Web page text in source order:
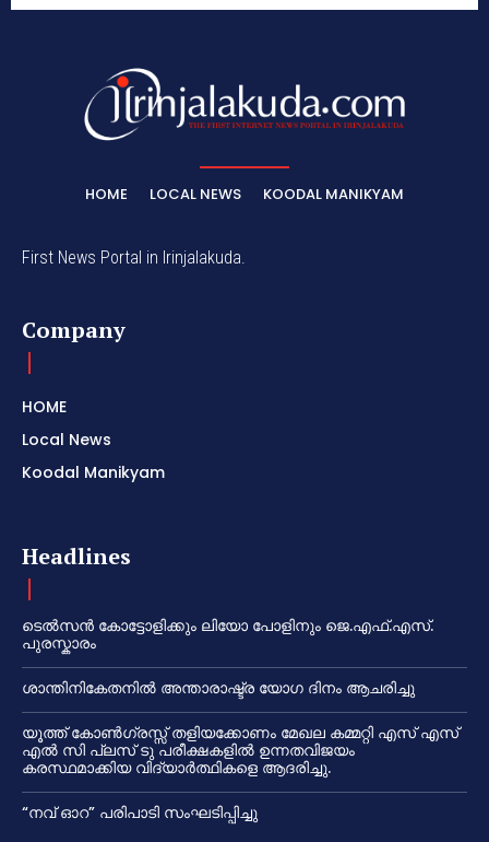
HOME LOCAL NEWS KOODAL MANIKYAM
First News Portal in Irinjalakuda.
Company
HOME
Local News
Koodal Manikyam
Headlines
ടെൽസൻ കോട്ടോളിക്കും ലിയോ പോളിനും ജെ.എഫ്.എസ്.
പുരസ്കാരം
ശാന്തിനികേതനിൽ അന്താരാഷ്ട്ര യോഗ ദിനം ആചരിച്ചു
യൂത്ത് കോൺഗ്രസ്സ് തളിയക്കോണം മേഖല കമ്മറ്റി എസ് എസ്
എൽ സി പ്ലസ് ടു പരീക്ഷകളിൽ ഉന്നതവിജയം
കരസ്ഥമാക്കിയ വിദ്യാർത്ഥികളെ ആദരിച്ചു.
“നവ് ഓറ” പരിപാടി സംഘടിപ്പിച്ചു